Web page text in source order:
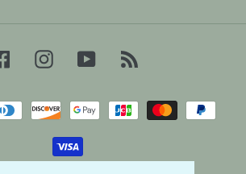
FacebookInstagramYouTube
Zahlungsarten